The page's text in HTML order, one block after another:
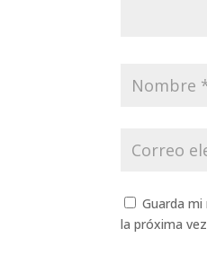
Guarda
la próxima